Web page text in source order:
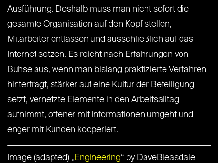
Ausführung. Deshalb muss man nicht sofort die
gesamte Organisation auf den Kopf stellen,
Mitarbeiter entlassen und ausschließlich auf das
Internet setzen. Es reicht nach Erfahrungen von
Buhse aus, wenn man bislang praktizierte Verfahren
hinterfragt, stärker auf eine Kultur der Beteiligung
setzt, vernetzte Elemente in den Arbeitsalltag
aufnimmt, offener mit Informationen umgeht und
enger mit Kunden kooperiert.
Image (adapted) „Engineering“ by DaveBleasdale